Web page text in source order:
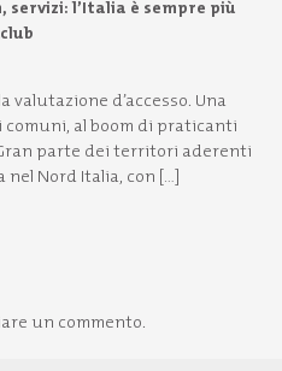
l’Italia è sempre più
d’accesso. Una
al boom di praticanti
parte dei territori aderenti
nel Nord Italia, con […]
un commento.